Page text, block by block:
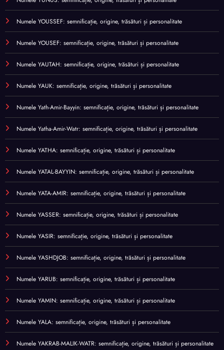
Numele YOUSSEF: semnificație, origine, trăsături și personalitate
Numele YOUSEF: semnificație, origine, trăsături și personalitate
Numele YAUTAH: semnificație, origine, trăsături și personalitate
Numele YAUK: semnificație, origine, trăsături și personalitate
Numele Yath-Amir-Bayyin: semnificație, origine, trăsături și personalitate
Numele Yatha-Amir-Watr: semnificație, origine, trăsături și personalitate
Numele YATHA: semnificație, origine, trăsături și personalitate
Numele YATAL-BAYYIN: semnificație, origine, trăsături și personalitate
Numele YATA-AMIR: semnificație, origine, trăsături și personalitate
Numele YASSER: semnificație, origine, trăsături și personalitate
Numele YASIR: semnificație, origine, trăsături și personalitate
Numele YASHDJOB: semnificație, origine, trăsături și personalitate
Numele YARUB: semnificație, origine, trăsături și personalitate
Numele YAMIN: semnificație, origine, trăsături și personalitate
Numele YALA: semnificație, origine, trăsături și personalitate
Numele YAKRAB-MALIK-WATR: semnificație, origine, trăsături și personalitate